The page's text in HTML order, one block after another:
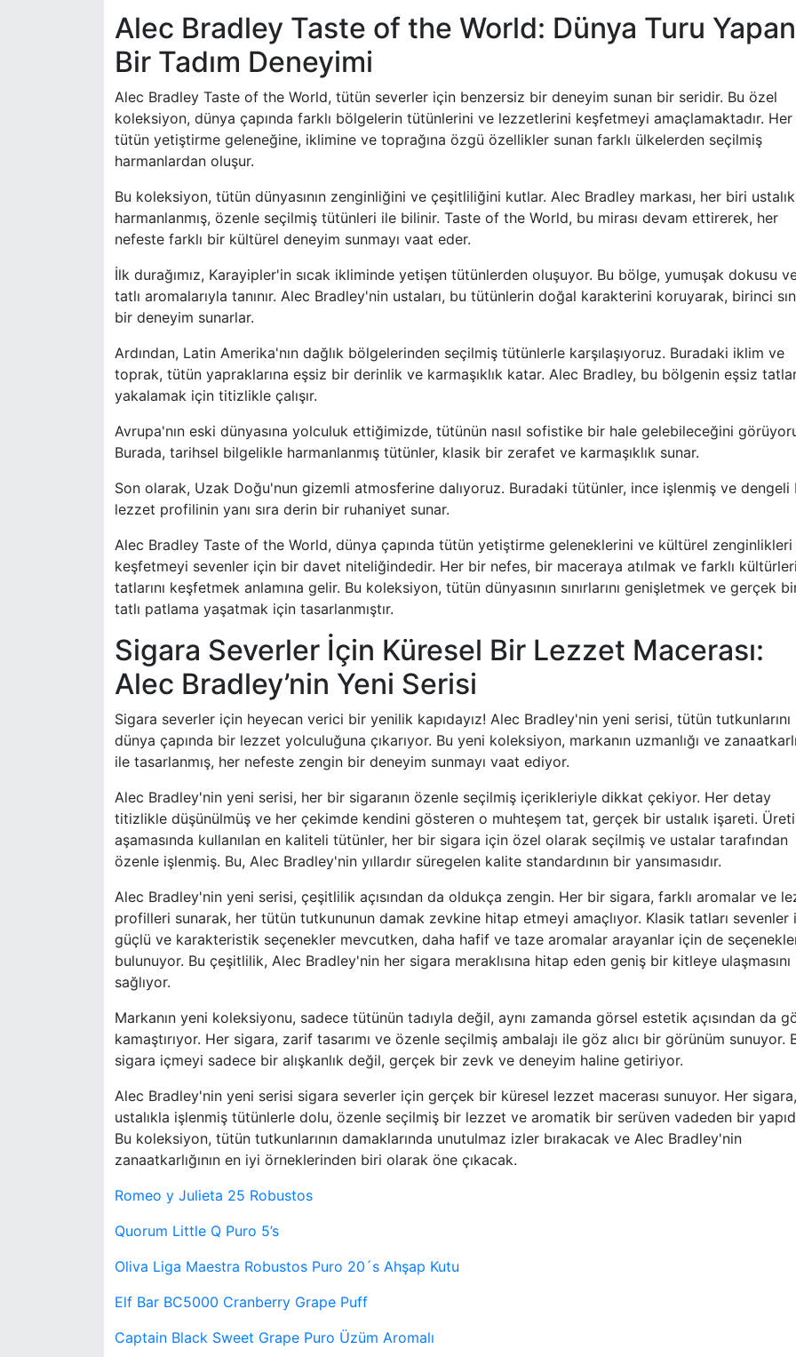
Alec Bradley Taste of the World: Dünya Turu Yapan
Bir Tadım Deneyimi
Alec Bradley Taste of the World, tütün severler için benzersiz bir deneyim sunan bir seridir. Bu özel
koleksiyon, dünya çapında farklı bölgelerin tütünlerini ve lezzetlerini keşfetmeyi amaçlamaktadır. Her
tütün yetiştirme geleneğine, iklimine ve toprağına özgü özellikler sunan farklı ülkelerden seçilmiş
harmanlardan oluşur.
Bu koleksiyon, tütün dünyasının zenginliğini ve çeşitliliğini kutlar. Alec Bradley markası, her biri
harmanlanmış, özenle seçilmiş tütünleri ile bilinir. Taste of the World, bu mirası devam ettirerek, her
nefeste farklı bir kültürel deneyim sunmayı vaat eder.
İlk durağımız, Karayipler'in sıcak ikliminde yetişen tütünlerden oluşuyor. Bu bölge, yumuşak dokusu
tatlı aromalarıyla tanınır. Alec Bradley'nin ustaları, bu tütünlerin doğal karakterini koruyarak, birinci
bir deneyim sunarlar.
Ardından, Latin Amerika'nın dağlık bölgelerinden seçilmiş tütünlerle karşılaşıyoruz. Buradaki iklim ve
toprak, tütün yapraklarına eşsiz bir derinlik ve karmaşıklık katar. Alec Bradley, bu bölgenin eşsiz
yakalamak için titizlikle çalışır.
Avrupa'nın eski dünyasına yolculuk ettiğimizde, tütünün nasıl sofistike bir hale gelebileceğini
Burada, tarihsel bilgelikle harmanlanmış tütünler, klasik bir zerafet ve karmaşıklık sunar.
Son olarak, Uzak Doğu'nun gizemli atmosferine dalıyoruz. Buradaki tütünler, ince işlenmiş ve dengeli
lezzet profilinin yanı sıra derin bir ruhaniyet sunar.
Alec Bradley Taste of the World, dünya çapında tütün yetiştirme geleneklerini ve kültürel zenginlikleri
keşfetmeyi sevenler için bir davet niteliğindedir. Her bir nefes, bir maceraya atılmak ve farklı
tatlarını keşfetmek anlamına gelir. Bu koleksiyon, tütün dünyasının sınırlarını genişletmek ve gerçek
tatlı patlama yaşatmak için tasarlanmıştır.
Sigara Severler İçin Küresel Bir Lezzet Macerası:
Alec Bradley’nin Yeni Serisi
Sigara severler için heyecan verici bir yenilik kapıdayız! Alec Bradley'nin yeni serisi, tütün tutkunlarını
dünya çapında bir lezzet yolculuğuna çıkarıyor. Bu yeni koleksiyon, markanın uzmanlığı ve
ile tasarlanmış, her nefeste zengin bir deneyim sunmayı vaat ediyor.
Alec Bradley'nin yeni serisi, her bir sigaranın özenle seçilmiş içerikleriyle dikkat çekiyor. Her detay
titizlikle düşünülmüş ve her çekimde kendini gösteren o muhteşem tat, gerçek bir ustalık işareti.
aşamasında kullanılan en kaliteli tütünler, her bir sigara için özel olarak seçilmiş ve ustalar tarafından
özenle işlenmiş. Bu, Alec Bradley'nin yıllardır süregelen kalite standardının bir yansımasıdır.
Alec Bradley'nin yeni serisi, çeşitlilik açısından da oldukça zengin. Her bir sigara, farklı aromalar ve
profilleri sunarak, her tütün tutkununun damak zevkine hitap etmeyi amaçlıyor. Klasik tatları sevenler
güçlü ve karakteristik seçenekler mevcutken, daha hafif ve taze aromalar arayanlar için de
bulunuyor. Bu çeşitlilik, Alec Bradley'nin her sigara meraklısına hitap eden geniş bir kitleye ulaşmasını
sağlıyor.
Markanın yeni koleksiyonu, sadece tütünün tadıyla değil, aynı zamanda görsel estetik açısından da
kamaştırıyor. Her sigara, zarif tasarımı ve özenle seçilmiş ambalajı ile göz alıcı bir görünüm sunuyor.
sigara içmeyi sadece bir alışkanlık değil, gerçek bir zevk ve deneyim haline getiriyor.
Alec Bradley'nin yeni serisi sigara severler için gerçek bir küresel lezzet macerası sunuyor. Her sigara,
ustalıkla işlenmiş tütünlerle dolu, özenle seçilmiş bir lezzet ve aromatik bir serüven vadeden bir
Bu koleksiyon, tütün tutkunlarının damaklarında unutulmaz izler bırakacak ve Alec Bradley'nin
zanaatkarlığının en iyi örneklerinden biri olarak öne çıkacak.
Romeo y Julieta 25 Robustos
Quorum Little Q Puro 5’s
Oliva Liga Maestra Robustos Puro 20´s Ahşap Kutu
Elf Bar BC5000 Cranberry Grape Puff
Captain Black Sweet Grape Puro Üzüm Aromalı